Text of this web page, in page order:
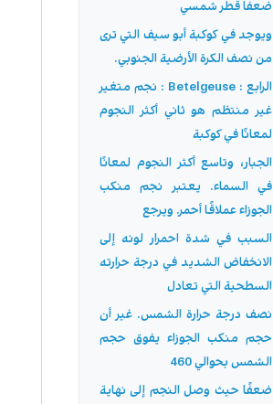
ضعفا قطر شمسي
ويوجد في كوكبة أبو سيف التي ترى
من نصف الكرة الأرضية الجنوبي.
الرابع : Betelgeuse : نجم متغير
غير منتظم هو ثاني أكثر النجوم
لمعانًا في كوكبة
الجبار، وتاسع أكثر النجوم لمعانًا
في السماء. يعتبر نجم منكب
الجوزاء عملاقًا أحمر. ويرجع
السبب في شدة احمرار لونه إلى
الانخفاض الشديد في درجة حرارته
السطحية التي تعادل
نصف درجة حرارة الشمس. غير أن
حجم منكب الجوزاء يفوق حجم
الشمس بحوالي 460
ضعفًا حيث وصل النجم إلى نهاية